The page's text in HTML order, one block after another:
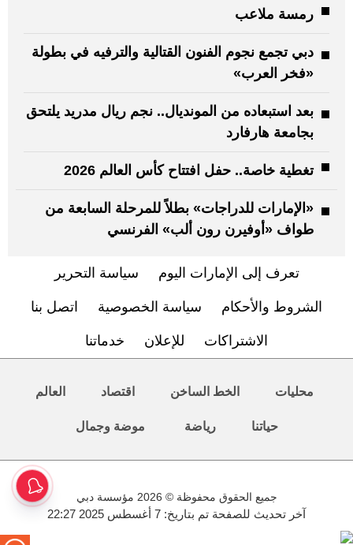
رمسة ملاعب
دبي تجمع نجوم الفنون القتالية والترفيه في بطولة
«فخر العرب»
بعد استبعاده من المونديال.. نجم ريال مدريد يلتحق
بجامعة هارفارد
تغطية خاصة.. حفل افتتاح كأس العالم 2026
«الإمارات للدراجات» بطلاً للمرحلة السابعة من
طواف «أوفيرن رون ألب» الفرنسي
تعرف إلى الإمارات اليوم سياسة التحرير
الشروط والأحكام سياسة الخصوصية اتصل بنا
الاشتراكات للإعلان خدماتنا
محليات الخط الساخن اقتصاد العالم
حياتنا رياضة موضة وجمال
جميع الحقوق محفوظة © 2026 مؤسسة دبي
آخر تحديث للصفحة تم بتاريخ: 7 أغسطس 2025 22:27